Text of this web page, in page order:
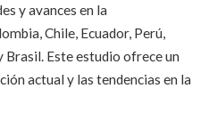
y avances en la
Chile, Ecuador, Perú,
Este estudio ofrece un
actual y las tendencias en la